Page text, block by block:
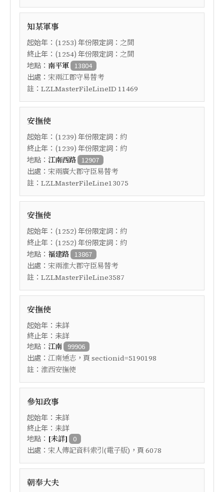
知某軍事
起始年：(1253) 年份限定詞： 之間
終止年：(1254) 年份限定詞： 之間
地點： 南平軍 13804
出處： 宋兩江郡守易替考
註： LZLMasterFileLineID 11469
安撫使
起始年：(1239) 年份限定詞： 約
終止年：(1239) 年份限定詞： 約
地點： 江南西路 12907
出處： 宋兩廣大郡守臣易替考
註： LZLMasterFileLine13075
安撫使
起始年：(1252) 年份限定詞： 約
終止年：(1252) 年份限定詞： 約
地點： 福建路 13867
出處： 宋兩淮大郡守臣易替考
註： LZLMasterFileLine3587
安撫使
起始年：未詳
終止年：未詳
地點： 江南 99906
出處： 江南通志 ，頁 sectionid=5190198
註： 淮西安撫使
參知政事
起始年：未詳
終止年：未詳
地點： [未詳] 0
出處： 宋人傳記資料索引(電子版) ，頁 6078
朝奉大夫